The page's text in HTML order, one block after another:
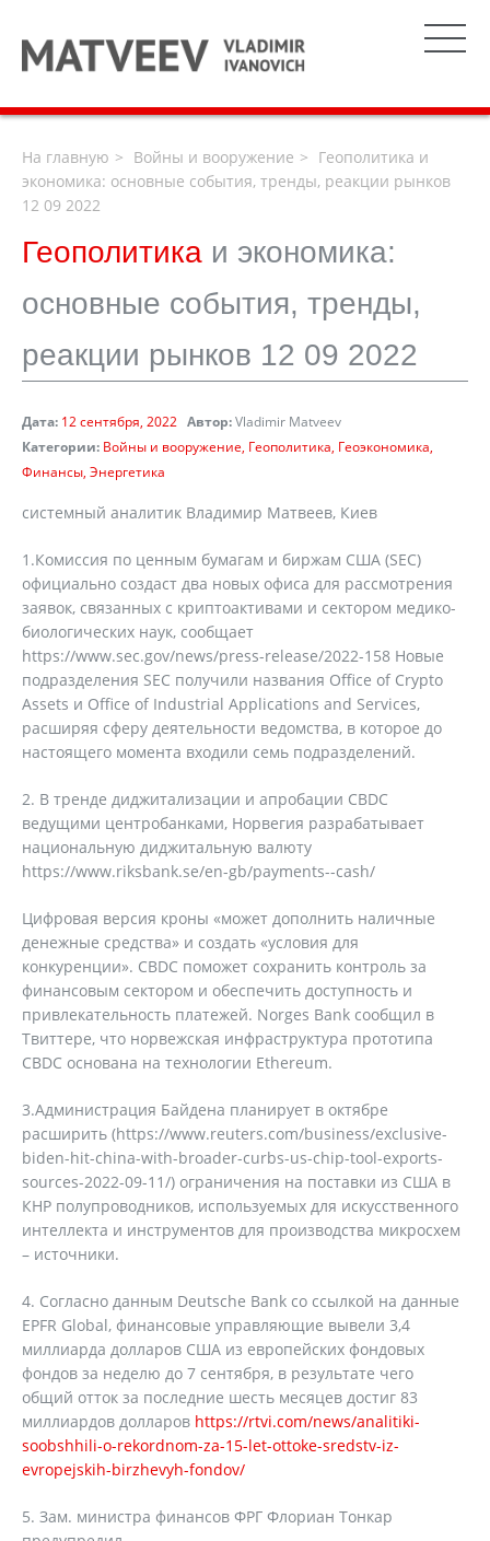
На главную Войны и вооружение
Геополитика и
экономика: основные события, тренды, реакции рынков
12 09 2022
Геополитика и экономика:
основные события, тренды,
реакции рынков 12 09 2022
Дата: 12 сентября, 2022 Автор:Vladimir Matveev
Категории: Войны и вооружение Геополитика Геоэкономика
Финансы Энергетика
системный аналитик Владимир Матвеев, Киев
1.Комиссия по ценным бумагам и биржам США (SEC)
официально создаст два новых офиса для рассмотрения
заявок, связанных с криптоактивами и сектором медико-
биологических наук, сообщает
https://www.sec.gov/news/press-release/2022-158 Новые
подразделения SEC получили названия Office of Crypto
Assets и Office of Industrial Applications and Services,
расширяя сферу деятельности ведомства, в которое до
настоящего момента входили семь подразделений.
2. В тренде диджитализации и апробации CBDC
ведущими центробанками, Норвегия разрабатывает
национальную диджитальную валюту
https://www.riksbank.se/en-gb/payments--cash/
Цифровая версия кроны «может дополнить наличные
денежные средства» и создать «условия для
конкуренции». CBDC поможет сохранить контроль за
финансовым сектором и обеспечить доступность и
привлекательность платежей. Norges Bank сообщил в
Твиттере, что норвежская инфраструктура прототипа
CBDC основана на технологии Ethereum.
3.Администрация Байдена планирует в октябре
расширить (https://www.reuters.com/business/exclusive-
biden-hit-china-with-broader-curbs-us-chip-tool-exports-
sources-2022-09-11/) ограничения на поставки из США в
КНР полупроводников, используемых для искусственного
интеллекта и инструментов для производства микросхем
– источники.
4. Согласно данным Deutsche Bank со ссылкой на данные
EPFR Global, финансовые управляющие вывели 3,4
миллиарда долларов США из европейских фондовых
фондов за неделю до 7 сентября, в результате чего
общий отток за последние шесть месяцев достиг 83
миллиардов долларов https://rtvi.com/news/analitiki-
soobshhili-o-rekordnom-za-15-let-ottoke-sredstv-iz-
evropejskih-birzhevyh-fondov/
5. Зам. министра финансов ФРГ Флориан Тонкар